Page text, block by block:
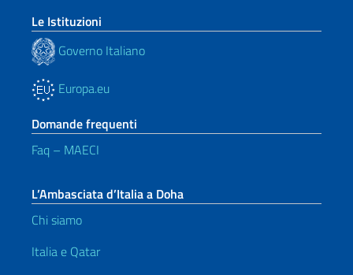
Le Istituzioni
Governo Italiano
Europa.eu
Domande frequenti
Faq – MAECI
L’Ambasciata d’Italia a Doha
Chi siamo
Italia e Qatar